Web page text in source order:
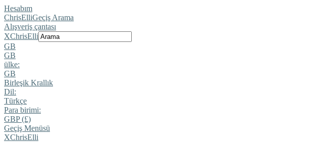
Hesabım
ChrisElliGeçiş Arama
Alışveriş çantası
XChrisElli
GB
GB
ülke:
GB
Birleşik Krallık
Dil:
Türkçe
Para birimi:
GBP (£)
Geçiş Menüsü
XChrisElli